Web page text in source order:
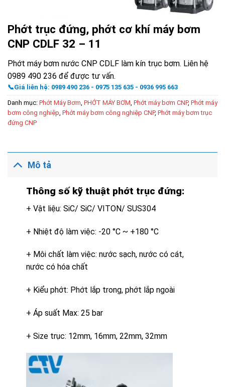
Phớt trục đứng, phớt cơ khí máy bơm
CNP CDLF 32 – 11
Phớt máy bơm nước CNP CDLF làm kín trục bơm. Liên hệ
0989 490 236 để được tư vấn.
📞Giá liên hệ: 0989 490 236 - 0975 135 635 - 0936 995 663
Danh mục: Phớt Máy Bơm, PHỚT MÁY BƠM, Phớt máy bơm CNP, Phớt máy
bơm công nghiệp, Phớt máy bơm công nghiệp CNP, Phớt máy bơm trục
đứng CNP
Mô tả
Thông số kỹ thuật phớt trục đứng:
+ Vật liệu: SiC/ SiC/ VITON/ SUS304
+ Nhiệt độ làm việc: -20 °C ~ +180 °C
+ Môi chất làm việc: nước sạch, nước có cát,
nước có hóa chất
+ Kiểu phớt: Phớt lắp trong, phớt lắp ngoài
+ Áp suất Max: 25 bar
+ Size trục: 12mm, 16mm, 22mm, 32mm